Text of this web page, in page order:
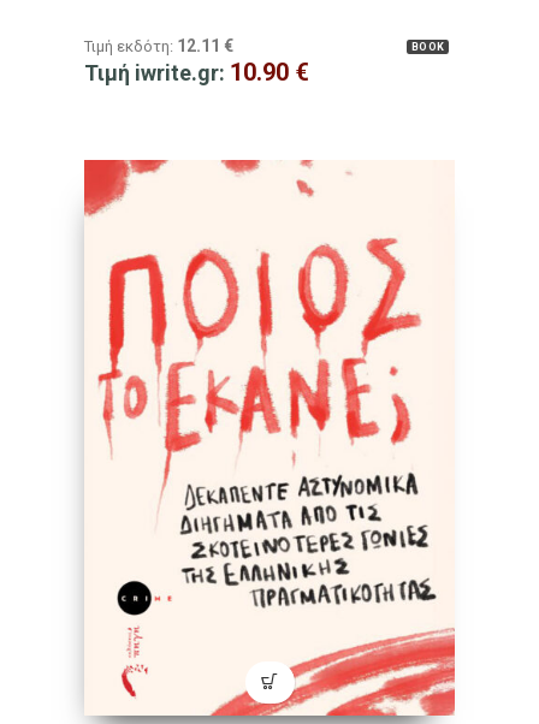
BOOK
Τιμή εκδότη: 12.11 €
Τιμή iwrite.gr: 10.90 €